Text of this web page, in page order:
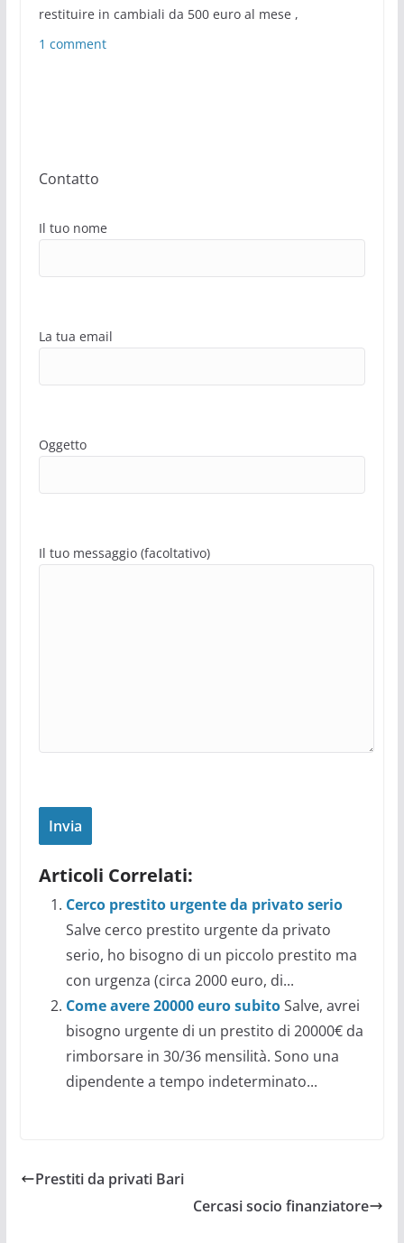
restituire in cambiali da 500 euro al mese ,
1 comment
Contatto
Il tuo nome
La tua email
Oggetto
Il tuo messaggio (facoltativo)
Articoli Correlati:
Cerco prestito urgente da privato serio
Salve cerco prestito urgente da privato
serio, ho bisogno di un piccolo prestito ma
con urgenza (circa 2000 euro, di...
Come avere 20000 euro subitoSalve, avrei
bisogno urgente di un prestito di 20000€ da
rimborsare in 30/36 mensilità. Sono una
dipendente a tempo indeterminato...
Prestiti da privati Bari
Cercasi socio finanziatore